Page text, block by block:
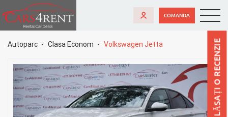
COMANDA
LĂSAȚI O RECENZIE
Autoparc Clasa Econom Volkswagen Jetta